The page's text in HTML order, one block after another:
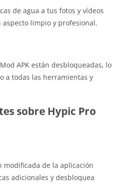
de agua a tus fotos y vídeos
limpio y profesional.
APK están desbloqueadas, lo
a todas las herramientas y
sobre Hypic Pro
modificada de la aplicación
adicionales y desbloquea